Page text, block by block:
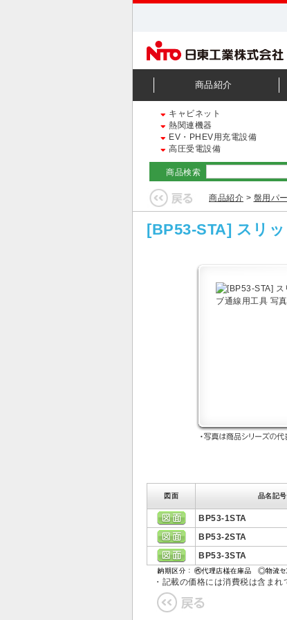
商品紹介
キャビネット
熱関連機器
EV・PHEV用充電設備
高圧受電設備
商品検索
商品紹介 > 盤用パ
[BP53-STA] スリ
図面 品名記号
BP53-1STA
BP53-2STA
BP53-3STA
・記載の価格には消費税は含まれ